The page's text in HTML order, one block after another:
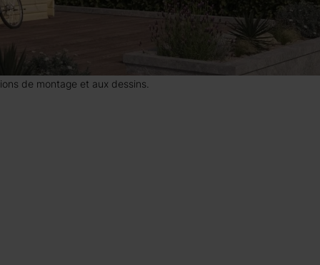
de montage et aux dessins.